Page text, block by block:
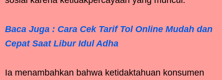
Baca Juga : Cara Cek Tarif Tol Online Mudah dan
Cepat Saat Libur Idul Adha
Ia menambahkan bahwa ketidaktahuan konsumen